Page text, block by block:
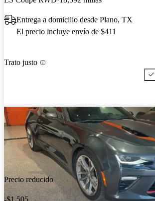
Entrega a domicilio desde Plano, TX
El precio incluye envío de $411
Trato justo
Precio reducido